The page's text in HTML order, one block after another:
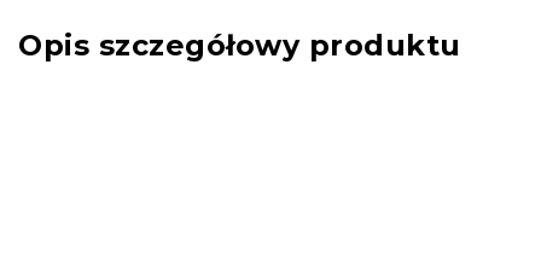
Opis szczegółowy produktu